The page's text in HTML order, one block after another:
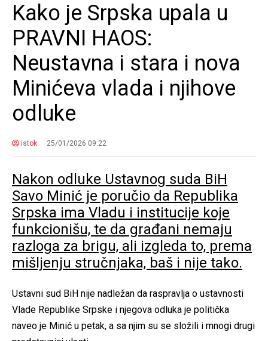
Kako je Srpska upala u
PRAVNI HAOS:
Neustavna i stara i nova
Minićeva vlada i njihove
odluke
istok 25/01/2026 09:22
Nakon odluke Ustavnog suda BiH
Savo Minić je poručio da Republika
Srpska ima Vladu i institucije koje
funkcionišu, te da građani nemaju
razloga za brigu, ali izgleda to, prema
mišljenju stručnjaka, baš i nije tako.
Ustavni sud BiH nije nadležan da raspravlja o ustavnosti
Vlade Republike Srpske i njegova odluka je politička
naveo je Minić u petak, a sa njim su se složili i mnogi drugi